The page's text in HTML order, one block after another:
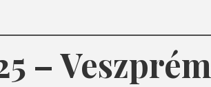
– Veszprém